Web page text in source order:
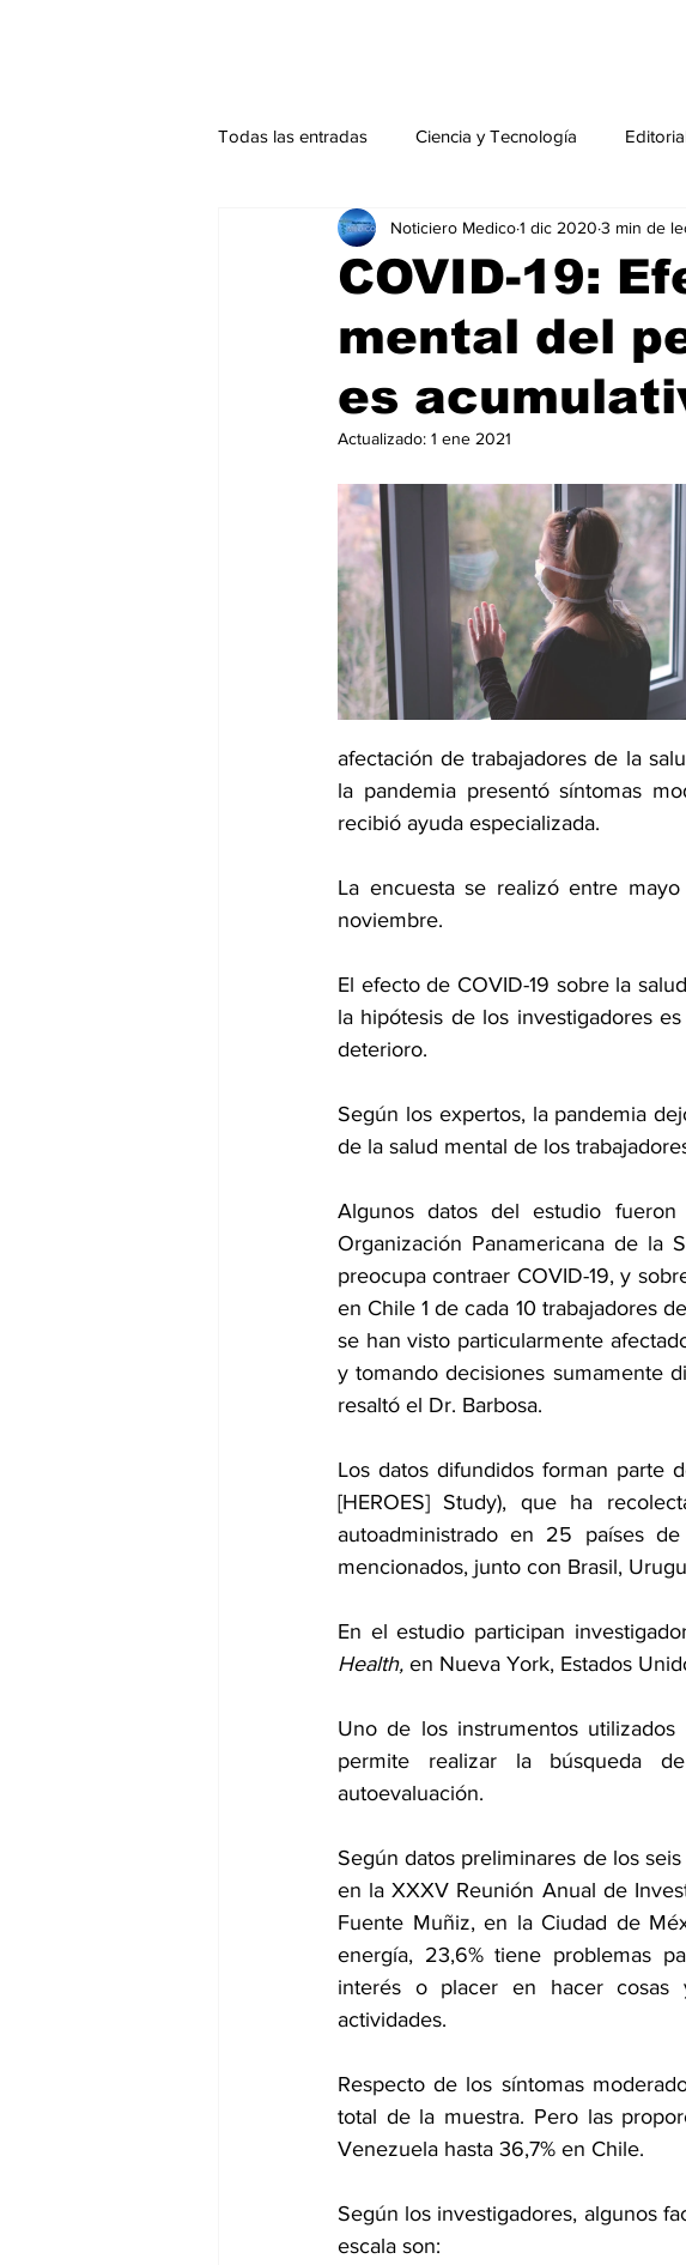
Todas las entradas Ciencia y Tecnología
Actualidad Salud Mental Agenda
Endocrinología Actualidad especial
Especiales especial Perfiles especial
dia mundial de la hipertension
COVID-19:
mental del
es
Noticiero Medico1 dic 2020 3 min de
Actualizado: 1 ene 2021
afectación de trabajadores de la
la pandemia presentó síntomas
recibió ayuda especializada.
La encuesta se realizó entre
noviembre.
El efecto de COVID-19 sobre la
la hipótesis de los investigadores
deterioro.
Según los expertos, la pandemia
de la salud mental de los
Algunos datos del estudio
Organización Panamericana de la
preocupa contraer COVID-19, y
en Chile 1 de cada 10 trabajadores
se han visto particularmente
y tomando decisiones sumamente
resaltó el Dr. Barbosa.
Los datos difundidos forman parte
[HEROES] Study), que ha
autoadministrado en 25 países
mencionados, junto con Brasil,
En el estudio participan
Health, en Nueva York, Estados
Uno de los instrumentos utilizados
permite realizar la búsqueda
autoevaluación.
Según datos preliminares de los
en la XXXV Reunión Anual de
Fuente Muñiz, en la Ciudad de
energía, 23,6% tiene problemas
interés o placer en hacer cosas
actividades.
Respecto de los síntomas
total de la muestra. Pero las
Venezuela hasta 36,7% en Chile.
Según los investigadores, algunos
escala son: